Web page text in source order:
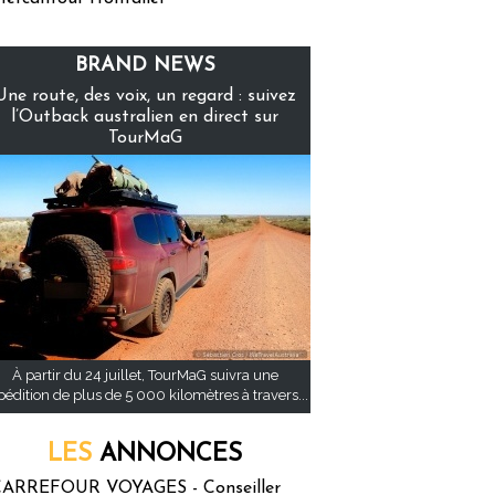
BRAND NEWS
route, des voix, un regard : suivez
l’Outback australien en direct sur
TourMaG
À partir du 24 juillet, TourMaG suivra une
de plus de 5 000 kilomètres à travers...
LES ANNONCES
VOYAGES - Conseiller